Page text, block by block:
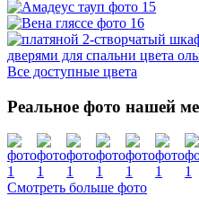
Все доступные цвета
Реальное фото нашей
Смотреть больше фото